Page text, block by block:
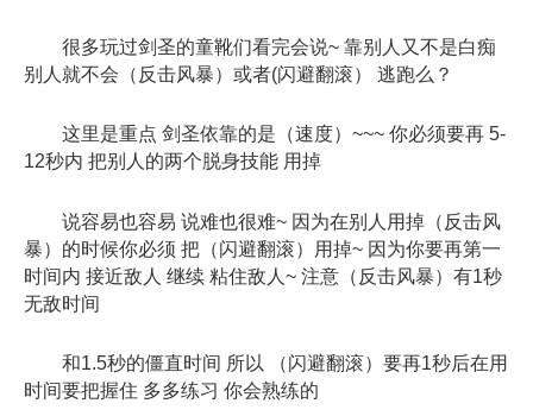
很多玩过剑圣的童靴们看完会说~ 靠别人又不是白痴
别人就不会（反击风暴）或者(闪避翻滚） 逃跑么？
这里是重点 剑圣依靠的是（速度）~~~ 你必须要再 5-
12秒内 把别人的两个脱身技能 用掉
说容易也容易 说难也很难~ 因为在别人用掉（反击风
暴）的时候你必须 把（闪避翻滚）用掉~ 因为你要再第一
时间内 接近敌人 继续 粘住敌人~ 注意（反击风暴）有1秒
无敌时间
和1.5秒的僵直时间 所以 （闪避翻滚）要再1秒后在用
时间要把握住 多多练习 你会熟练的